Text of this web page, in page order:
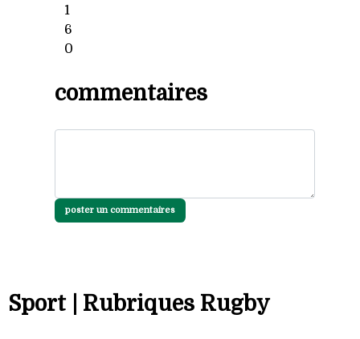
1
6
0
commentaires
poster un commentaires
Sport | Rubriques Rugby